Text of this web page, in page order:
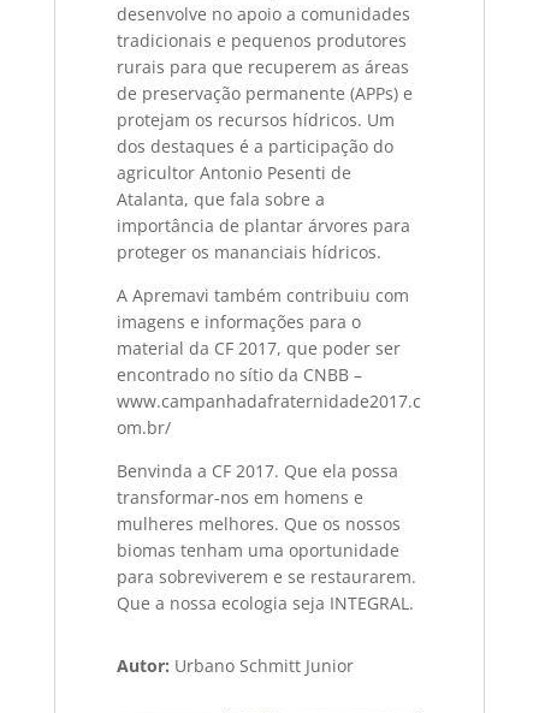
desenvolve no apoio a comunidades
tradicionais e pequenos produtores
rurais para que recuperem as áreas
de preservação permanente (APPs) e
protejam os recursos hídricos. Um
dos destaques é a participação do
agricultor Antonio Pesenti de
Atalanta, que fala sobre a
importância de plantar árvores para
proteger os mananciais hídricos.
A Apremavi também contribuiu com
imagens e informações para o
material da CF 2017, que poder ser
encontrado no sítio da CNBB –
www.campanhadafraternidade2017.c
om.br/
Benvinda a CF 2017. Que ela possa
transformar-nos em homens e
mulheres melhores. Que os nossos
biomas tenham uma oportunidade
para sobreviverem e se restaurarem.
Que a nossa ecologia seja INTEGRAL.
Autor: Urbano Schmitt Junior